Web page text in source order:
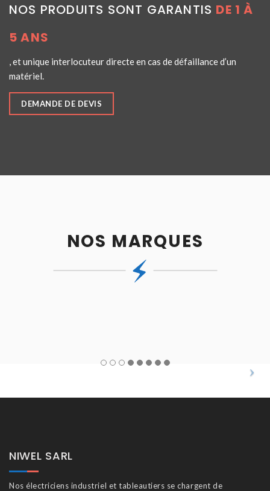
NOS PRODUITS SONT GARANTIS DE 1 À
5 ANS
, et unique interlocuteur directe en cas de défaillance d’un
matériel.
DEMANDE DE DEVIS
NOS MARQUES
NIWEL SARL
Nos électriciens industriel et tableautiers se chargent de